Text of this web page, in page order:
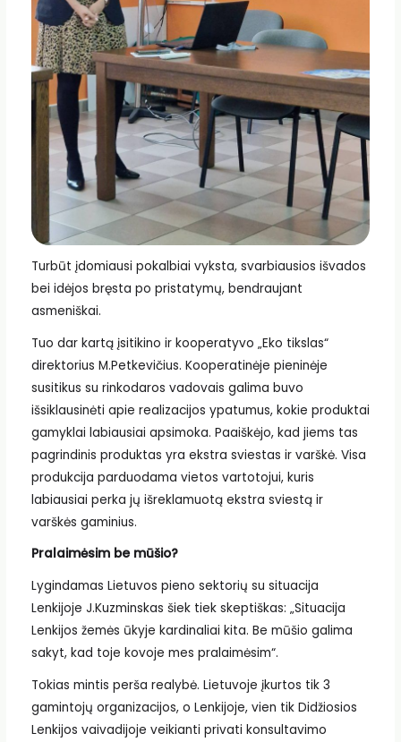
Turbūt įdomiausi pokalbiai vyksta, svarbiausios išvados
bei idėjos bręsta po pristatymų, bendraujant
asmeniškai.
Tuo dar kartą įsitikino ir kooperatyvo „Eko tikslas“
direktorius M.Petkevičius. Kooperatinėje pieninėje
susitikus su rinkodaros vadovais galima buvo
išsiklausinėti apie realizacijos ypatumus, kokie produktai
gamyklai labiausiai apsimoka. Paaiškėjo, kad jiems tas
pagrindinis produktas yra ekstra sviestas ir varškė. Visa
produkcija parduodama vietos vartotojui, kuris
labiausiai perka jų išreklamuotą ekstra sviestą ir
varškės gaminius.
Pralaimėsim be mūšio?
Lygindamas Lietuvos pieno sektorių su situacija
Lenkijoje J.Kuzminskas šiek tiek skeptiškas: „Situacija
Lenkijos žemės ūkyje kardinaliai kita. Be mūšio galima
sakyt, kad toje kovoje mes pralaimėsim“.
Tokias mintis perša realybė. Lietuvoje įkurtos tik 3
gamintojų organizacijos, o Lenkijoje, vien tik Didžiosios
Lenkijos vaivadijoje veikianti privati konsultavimo